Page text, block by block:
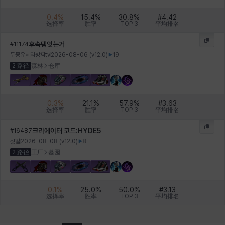
0.4%
选择率
15.4%
胜率
30.8%
TOP 3
#4.42
平均排名
#11174후속템잇는거
두뭉유세라방찌tv2026-08-06 (v12.0)
19
2 路径 森林 仓库
0.3%
选择率
21.1 %
胜率
57.9%
TOP 3
#3.63
平均排名
#16487크리에이터 코드:HYDE5
샷킬 2026-08-08 (v12.0)
8
2 路径 工厂 墓园
0.1 %
选择率
25.0%
胜率
50.0%
TOP 3
#3.13
平均排名